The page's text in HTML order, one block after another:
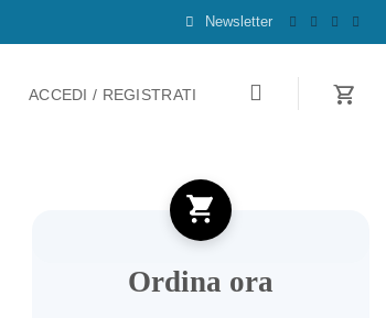
Newsletter
ACCEDI / REGISTRATI
Ordina ora